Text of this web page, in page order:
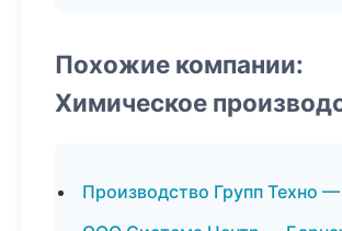
Похожие компании:
Химическое
Производство Групп Техно